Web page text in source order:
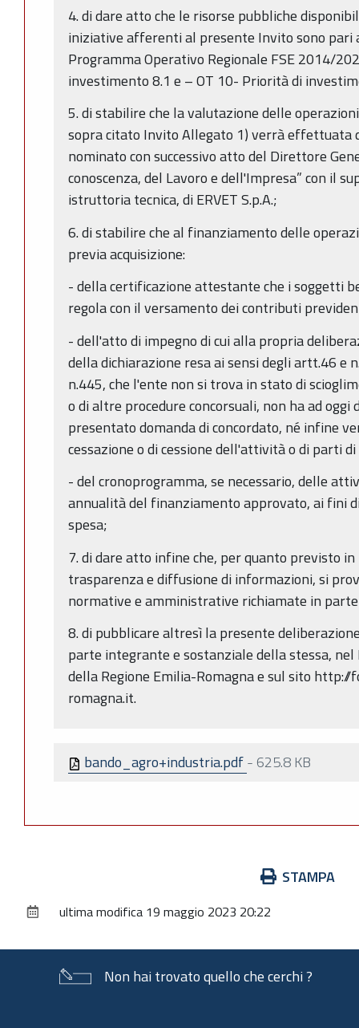
4. di dare atto che le risorse pubbliche
iniziative afferenti al presente Invito sono pari
Programma Operativo Regionale FSE 2014/
investimento 8.1 e – OT 10- Priorità di
5. di stabilire che la valutazione delle
sopra citato Invito Allegato 1) verrà effettuata
nominato con successivo atto del Direttore
conoscenza, del Lavoro e dell'Impresa” con il
istruttoria tecnica, di ERVET S.p.A.;
6. di stabilire che al finanziamento delle
previa acquisizione:
- della certificazione attestante che i soggetti
regola con il versamento dei contributi
- dell'atto di impegno di cui alla propria
della dichiarazione resa ai sensi degli artt.46 e
n.445, che l'ente non si trova in stato di
o di altre procedure concorsuali, non ha ad
presentato domanda di concordato, né infine
cessazione o di cessione dell'attività o di parti di
- del cronoprogramma, se necessario, delle
annualità del finanziamento approvato, ai fini
spesa;
7. di dare atto infine che, per quanto previsto
trasparenza e diffusione di informazioni, si
normative e amministrative richiamate in
8. di pubblicare altresì la presente
parte integrante e sostanziale della stessa,
della Regione Emilia-Romagna e sul sito
romagna.it.
bando_agro+industria.pdf- 625.8 KB
documento
STAMPA
ultima modifica 19 maggio 2023 20:22
Non hai trovato quello che cerchi ?